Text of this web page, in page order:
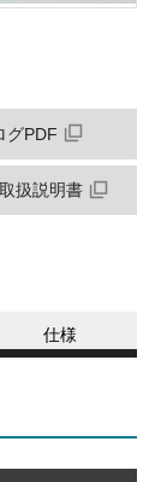
グPDF
扱説明書
仕様